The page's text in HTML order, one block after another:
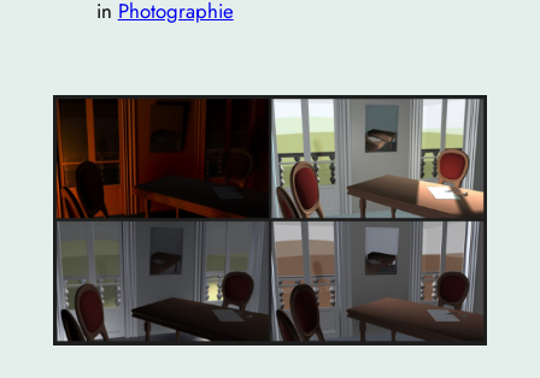
in Photographie